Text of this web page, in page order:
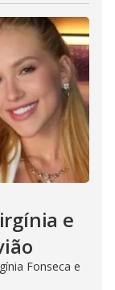
e
Fonseca e